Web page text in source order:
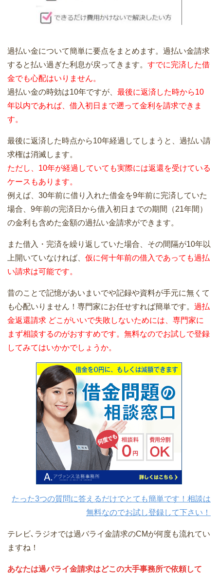
過払い金について簡単に要点をまとめます。過払い金請求
すると払い過ぎた利息が戻ってきます。 すでに完済した借
金でも心配はいりません。
過払い金の時効は10年ですが、 最後に返済した時から10
年以内であれば、借入初日まで遡って金利を請求できま
す。
最後に返済した時点から10年経過してしまうと、過払い請
求権は消滅します。
ただし、10年が経過していても実際には返還を受けている
ケースもあります。
例えば、30年前に借り入れた借金を9年前に完済していた
場合、9年前の完済日から借入初日までの期間（21年間）
の金利も含めた金額の過払い金請求ができます。
また借入・完済を繰り返していた場合、その間隔が10年以
上開いていなければ、 仮に何十年前の借入であっても過払
い請求は可能です。
昔のことで記憶があいまいでや記録や資料が手元に無くて
も心配いりません！専門家にお任せすれば簡単です。 過払
金返還請求 どこがいいで失敗しないためには、専門家に
まず相談するのがおすすめです。無料なのでお試しで登録
してみてはいかかでしょうか。
たった3つの質問に答えるだけでとても簡単です！相談は
無料なのでお試し登録して下さい！
テレビ､ラジオでは過バライ金請求のCMが何度も流れてい
ますね！
あなたは過バライ金請求はどこの大手事務所で依頼して